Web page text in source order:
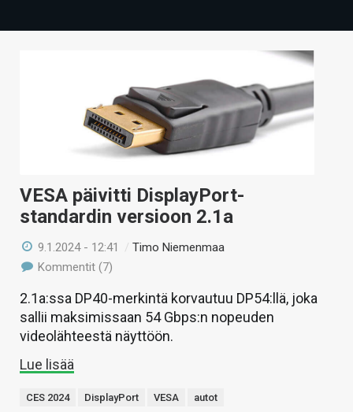
TECHBBS
HAKU
VESA päivitti DisplayPort-
standardin versioon 2.1a
9.1.2024 - 12:41 /Timo Niemenmaa
Kommentit (7)
2.1a:ssa DP40-merkintä korvautuu DP54:llä, joka
sallii maksimissaan 54 Gbps:n nopeuden
videolähteestä näyttöön.
Lue lisää
CES 2024 DisplayPort VESA autot